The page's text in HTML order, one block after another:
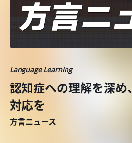
Language Learning
認知症への理解を深め
対応を
方言ニュース